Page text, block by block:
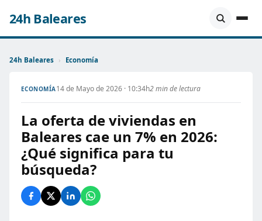
24h Baleares
24h Baleares › Economía
ECONOMÍA14 de Mayo de 2026 · 10:34h2 min de lectura
La oferta de viviendas en
Baleares cae un 7% en 2026:
¿Qué significa para tu
búsqueda?